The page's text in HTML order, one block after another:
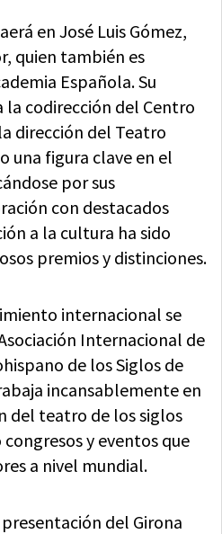
en José Luis Gómez,
quien también es
Española. Su
la codirección del Centro
dirección del Teatro
una figura clave en el
por sus
con destacados
a la cultura ha sido
premios y distinciones.
internacional se
Internacional de
de los Siglos de
incansablemente en
del teatro de los siglos
congresos y eventos que
a nivel mundial.
del Girona